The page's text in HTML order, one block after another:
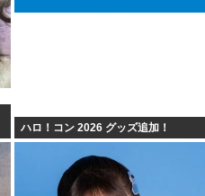
ハロ！コン 2026 グッズ追加！